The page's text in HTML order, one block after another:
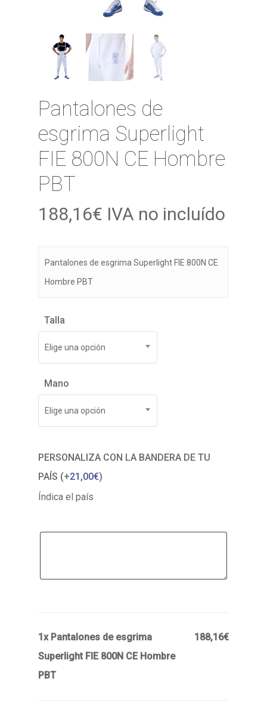
Pantalones de
esgrima Superlight
FIE 800N CE Hombre
PBT
188,16€ IVA no incluído
Pantalones de esgrima Superlight FIE 800N CE
Hombre PBT
Talla
Elige una opción
Mano
Elige una opción
PERSONALIZA CON LA BANDERA DE TU
PAÍS (+21,00€)
Índica el país
1x Pantalones de esgrima
Superlight FIE 800N CE Hombre
PBT
188,16€